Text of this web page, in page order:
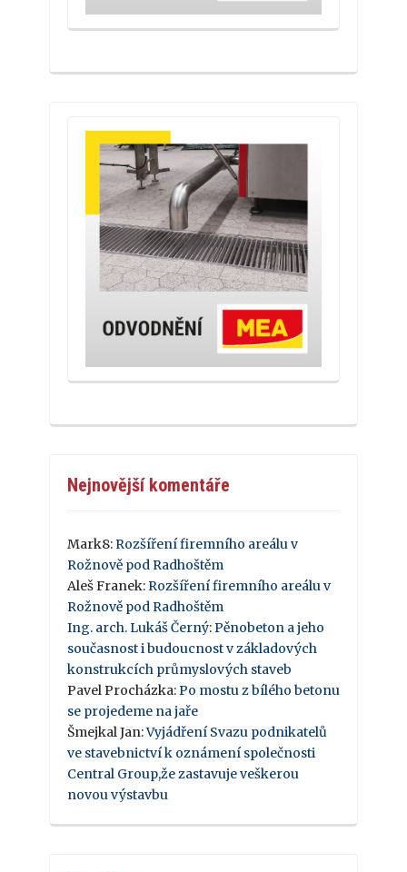
Nejnovější komentáře
Mark8: Rozšíření firemního areálu v
Rožnově pod Radhoštěm
Aleš Franek: Rozšíření firemního areálu v
Rožnově pod Radhoštěm
Ing. arch. Lukáš Černý: Pěnobeton a jeho
současnost i budoucnost v základových
konstrukcích průmyslových staveb
Pavel Procházka: Po mostu z bílého betonu
se projedeme na jaře
Šmejkal Jan:Vyjádření Svazu podnikatelů
ve stavebnictví k oznámení společnosti
Central Group,že zastavuje veškerou
novou výstavbu